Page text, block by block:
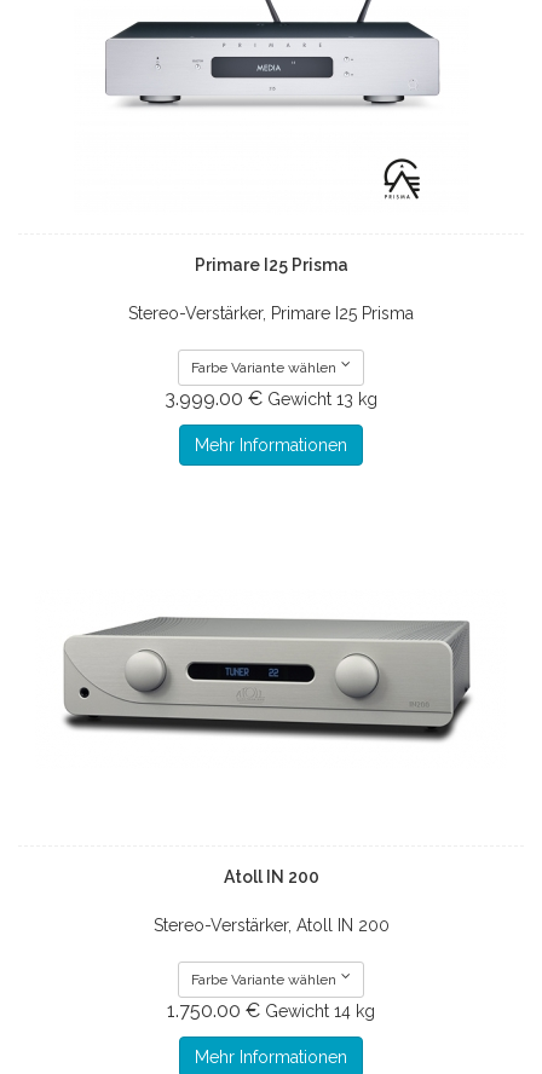
Primare I25 Prisma
Stereo-Verstärker, Primare I25 Prisma
Farbe Variante wählen
3.999.00 € Gewicht 13 kg
Mehr Informationen
Atoll IN 200
Stereo-Verstärker, Atoll IN 200
Farbe Variante wählen
1.750.00 € Gewicht 14 kg
Mehr Informationen